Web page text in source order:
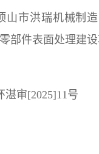
山市洪瑞机械制
部件表面处理建设
湛审[2025]11号